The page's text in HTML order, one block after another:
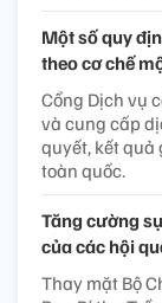
Một số quy
theo cơ chế
Cổng Dịch vụ
và cung cấp
quyết, kết
toàn quốc.
Tăng cường
của các hội
Thay mặt Bộ